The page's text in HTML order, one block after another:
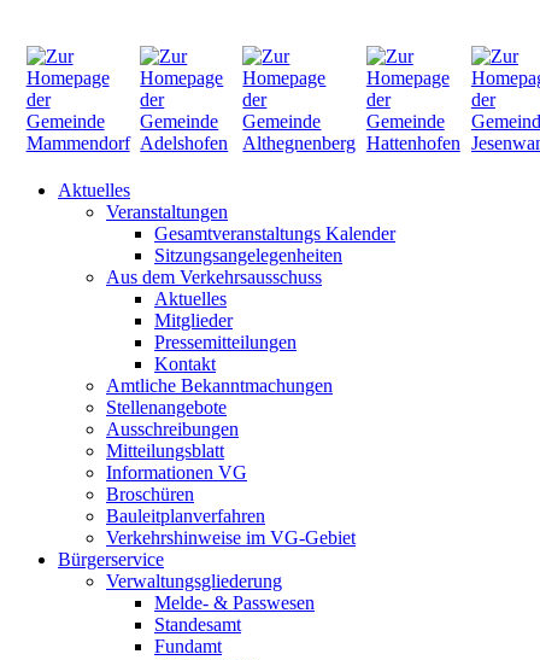
Aktuelles
Veranstaltungen
Gesamtveranstaltungs Kalender
Sitzungsangelegenheiten
Aus dem Verkehrsausschuss
Aktuelles
Mitglieder
Pressemitteilungen
Kontakt
Amtliche Bekanntmachungen
Stellenangebote
Ausschreibungen
Mitteilungsblatt
Informationen VG
Broschüren
Bauleitplanverfahren
Verkehrshinweise im VG-Gebiet
Bürgerservice
Verwaltungsgliederung
Melde- & Passwesen
Standesamt
Fundamt